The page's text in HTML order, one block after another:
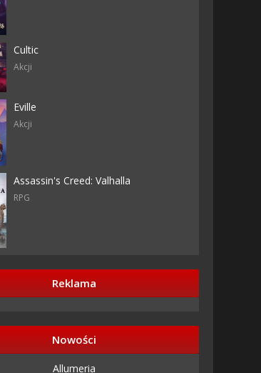
Cultic
Akcji
Eville
Akcji
Assassin's Creed: Valhalla
RPG
Reklama
Nowości
Allumeria